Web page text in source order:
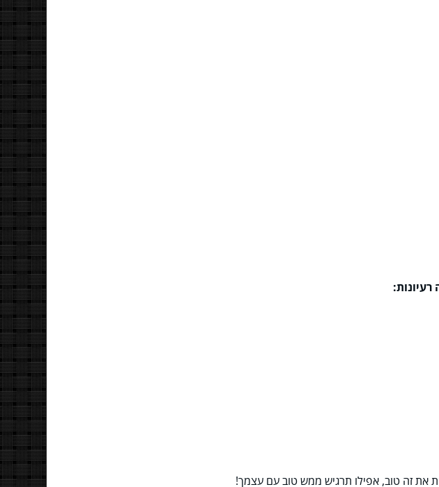
את זה טוב, אפילו תרגיש ממש טוב עם עצמך!